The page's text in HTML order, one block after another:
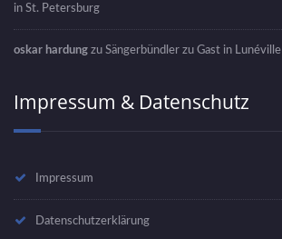
in St. Petersburg
oskar hardung zu Sängerbündler zu Gast in Lunéville
Impressum & Datenschutz
Impressum
Datenschutzerklärung